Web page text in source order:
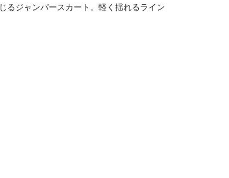
るジャンパースカート。軽く揺れるライン